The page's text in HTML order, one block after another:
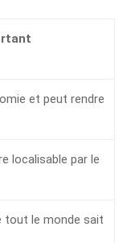
et peut rendre
localisable par le
tout le monde sait